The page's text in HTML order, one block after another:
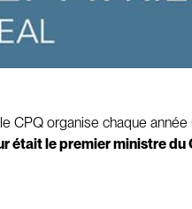
CPQ organise chaque
était le premier ministre